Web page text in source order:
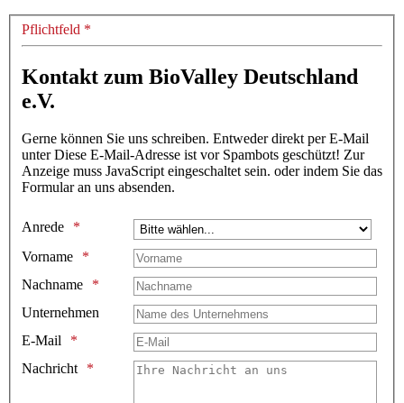
Pflichtfeld *
Kontakt zum BioValley Deutschland
e.V.
Gerne können Sie uns schreiben. Entweder direkt per E-Mail
unterDiese E-Mail-Adresse ist vor Spambots geschützt! Zur
Anzeige muss JavaScript eingeschaltet sein. oder indem Sie das
Formular an uns absenden.
Anrede
Vorname
Nachname
Unternehmen
E-Mail
Nachricht